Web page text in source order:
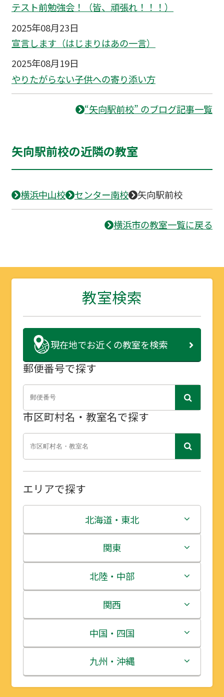
テスト前勉強会！（皆、頑張れ！！！）
2025年08月23日
宣言します（はじまりはあの一言）
2025年08月19日
やりたがらない子供への寄り添い方
“矢向駅前校” のブログ記事一覧
矢向駅前校の近隣の教室
横浜中山校 センター南校 矢向駅前校
横浜市の教室一覧に戻る
教室検索
現在地でお近くの教室を検索
郵便番号で探す
市区町村名・教室名で探す
エリアで探す
北海道・東北
北海道
青森県
岩手県
宮城県
秋田県
山形県
関東
茨城県
栃木県
群馬県
埼玉県
千葉県
北陸・中部
新潟県
富山県
石川県
福井県
関西
三重県
滋賀県
京都府
中国・四国
鳥取県
島根県
九州・沖縄
福岡県